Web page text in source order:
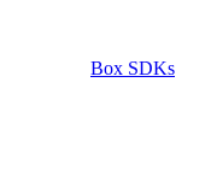
Box SDKs